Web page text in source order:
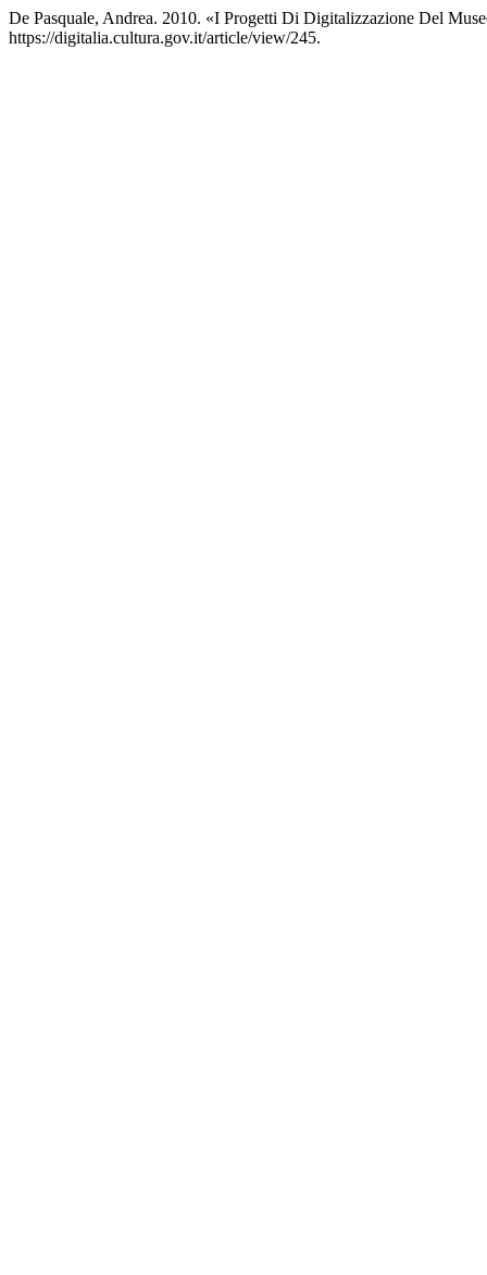
De Pasquale, Andrea. 2010. «I Progetti Di Digitalizzazione Del
https://digitalia.cultura.gov.it/article/view/245.